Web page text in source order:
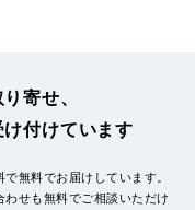
寄せ、
付けています
無料でお届けしています。
せも無料でご相談いただけ